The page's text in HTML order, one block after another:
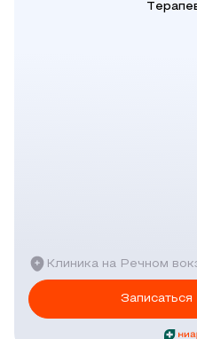
Клиника на Речном
Записаться